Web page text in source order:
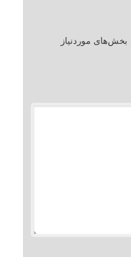
بخش‌های موردنیاز